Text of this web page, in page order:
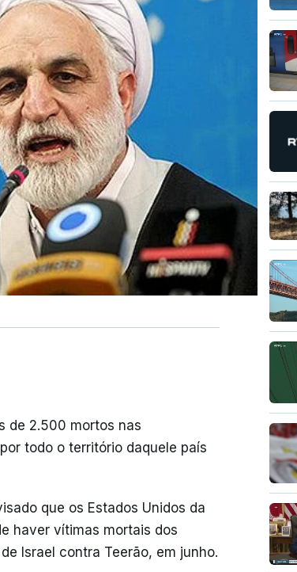
de 2.500 mortos nas
todo o território daquele país
que os Estados Unidos da
haver vítimas mortais dos
Israel contra Teerão, em junho.